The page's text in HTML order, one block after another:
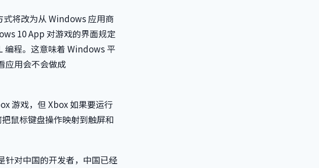
将改为从 Windows 应用商
10 App 对游戏的界面规定
编程。这意味着 Windows 平
应用会不会做成
游戏，但 Xbox 如果要运行
鼠标键盘操作映射到触屏和
针对中国的开发者，中国已经